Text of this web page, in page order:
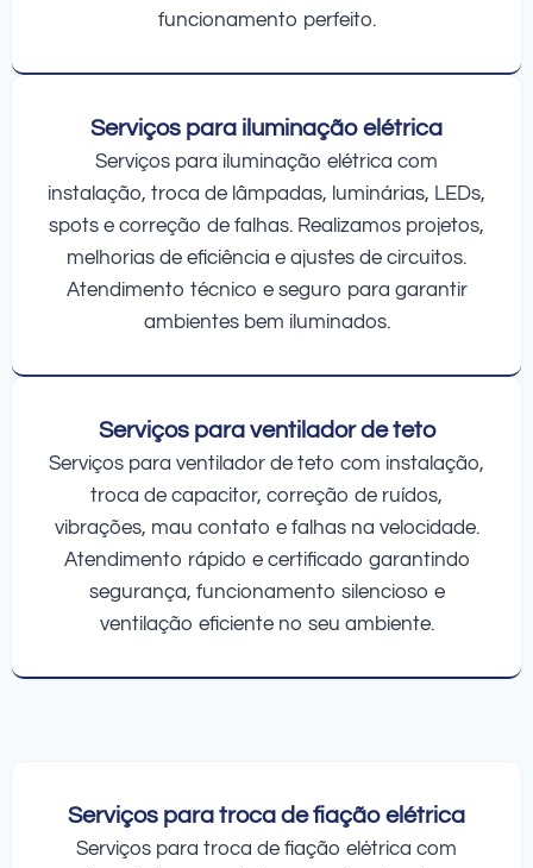
funcionamento perfeito.
Serviços para iluminação elétrica
Serviços para iluminação elétrica com
instalação, troca de lâmpadas, luminárias, LEDs,
spots e correção de falhas. Realizamos projetos,
melhorias de eficiência e ajustes de circuitos.
Atendimento técnico e seguro para garantir
ambientes bem iluminados.
Serviços para ventilador de teto
Serviços para ventilador de teto com instalação,
troca de capacitor, correção de ruídos,
vibrações, mau contato e falhas na velocidade.
Atendimento rápido e certificado garantindo
segurança, funcionamento silencioso e
ventilação eficiente no seu ambiente.
Serviços para troca de fiação elétrica
Serviços para troca de fiação elétrica com